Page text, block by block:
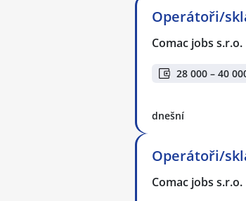
Operátoři/
Comac jobs s.r.o.
28 000 – 40
dnešní
Operátoři/
Comac jobs s.r.o.